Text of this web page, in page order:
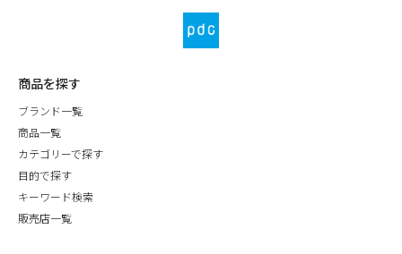
商品を探す
ブランド一覧
商品一覧
カテゴリーで探す
目的で探す
キーワード検索
販売店一覧